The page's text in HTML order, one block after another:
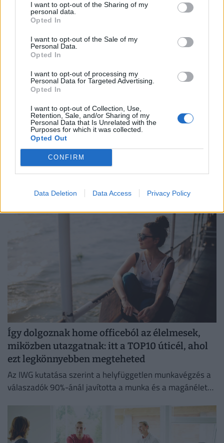
I want to opt-out of the Sharing of my
personal data.
Opted In
I want to opt-out of the Sale of my
Personal Data.
Opted In
I want to opt-out of processing my
Personal Data for Targeted Advertising.
Opted In
I want to opt-out of Collection, Use,
Retention, Sale, and/or Sharing of my
Personal Data that Is Unrelated with the
Purposes for which it was collected.
Opted Out
CONFIRM
Data Deletion Data Access Privacy Policy
Kiderült, ekkora fizetéssel már jómódúnak
számítasz Magyarországon: tágul az olló
gazdag és szegény között
Hiába emelkednek látványosan a magyar bérek, a
számok mögött továbbra is jelentős jövedelmi
különbségek húzódnak meg.
Így dolgoznak home officeból az élelmesek,
miközben utazgatnak: itt a TOP10 úticél, ahol
ezt legkönnyebben megteheted
Az IWG kutatása szerint a helyfüggetlen munkavégzés a
válaszadók 90%-ánál javította a munka és a magánélet